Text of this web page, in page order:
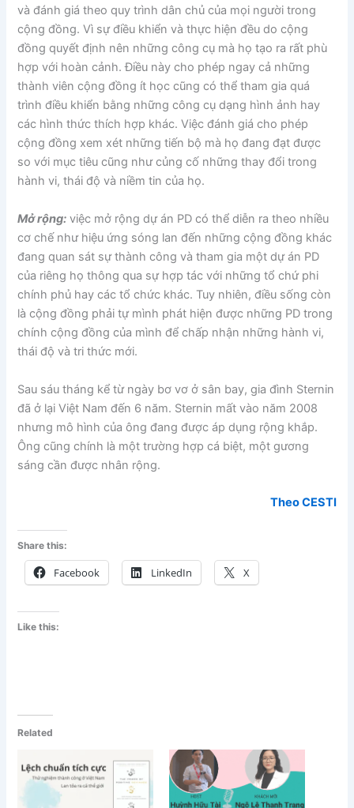
và đánh giá theo quy trình dân chủ của mọi người trong
cộng đồng. Vì sự điều khiển và thực hiện đều do cộng
đồng quyết định nên những công cụ mà họ tạo ra rất phù
hợp với hoàn cảnh. Điều này cho phép ngay cả những
thành viên cộng đồng ít học cũng có thể tham gia quá
trình điều khiển bằng những công cụ dạng hình ảnh hay
các hình thức thích hợp khác. Việc đánh giá cho phép
cộng đồng xem xét những tiến bộ mà họ đang đạt được
so với mục tiêu cũng như củng cố những thay đổi trong
hành vi, thái độ và niềm tin của họ.
Mở rộng: việc mở rộng dự án PD có thể diễn ra theo nhiều
cơ chế như hiệu ứng sóng lan đến những cộng đồng khác
đang quan sát sự thành công và tham gia một dự án PD
của riêng họ thông qua sự hợp tác với những tổ chứ phi
chính phủ hay các tổ chức khác. Tuy nhiên, điều sống còn
là cộng đồng phải tự mình phát hiện được những PD trong
chính cộng đồng của mình để chấp nhận những hành vi,
thái độ và tri thức mới.
Sau sáu tháng kể từ ngày bơ vơ ở sân bay, gia đình Sternin
đã ở lại Việt Nam đến 6 năm. Sternin mất vào năm 2008
nhưng mô hình của ông đang được áp dụng rộng khắp.
Ông cũng chính là một trường hợp cá biệt, một gương
sáng cần được nhân rộng.
Theo CESTI
Share this:
Facebook LinkedIn X
Like this:
Related